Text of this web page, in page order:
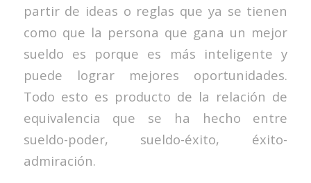
partir de ideas o reglas que ya se tienen
como que la persona que gana un mejor
sueldo es porque es más inteligente y
puede lograr mejores oportunidades.
Todo esto es producto de la relación de
equivalencia que se ha hecho entre
sueldo-poder, sueldo-éxito, éxito-
admiración.